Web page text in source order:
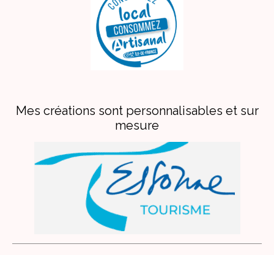
Mes créations sont personnalisables et sur
mesure